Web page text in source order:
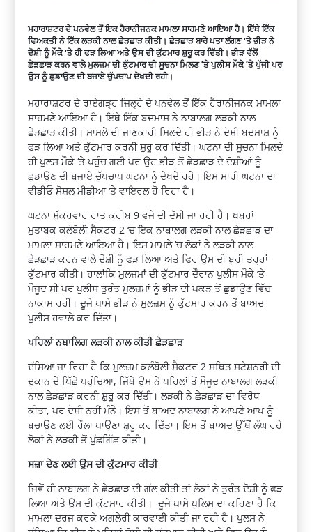
ਮਹਾਰਾਸ਼ਟਰ ਦੇ ਪਨਵੇਲ ਤੋਂ ਇਕ ਹੈਰਾਨੀਜਨਕ ਮਾਮਲਾ ਸਾਹਮਣੇ ਆਇਆ ਹੈ। ਇੱਥੇ ਇੱਕ
ਵਿਅਕਤੀ ਨੇ ਇੱਕ ਲੜਕੀ ਨਾਲ ਛੇੜਛਾੜ ਕੀਤੀ। ਛੇੜਛਾੜ ਬਾਰੇ ਪਤਾ ਲੱਗਣ ‘ਤੇ ਭੀੜ ਨੇ
ਦੋਸ਼ੀ ਨੂੰ ਮੌਕੇ ‘ਤੇ ਹੀ ਫੜ ਲਿਆ ਅਤੇ ਉਸ ਦੀ ਕੁੱਟਮਾਰ ਸ਼ੁਰੂ ਕਰ ਦਿੱਤੀ। ਭੀੜ ਵੱਲੋਂ
ਛੇੜਛਾੜ ਕਰਨ ਵਾਲੇ ਮੁਲਜ਼ਮ ਦੀ ਕੁੱਟਮਾਰ ਦੀ ਸੂਚਨਾ ਮਿਲਣ ’ਤੇ ਪੁਲੀਸ ਮੌਕੇ ’ਤੇ ਪੁੱਜੀ ਪਰ
ਉਸ ਨੂੰ ਛੁਡਾਉਣ ਦੀ ਬਜਾਏ ਚੁੱਪਚਾਪ ਦੇਖਦੀ ਰਹੀ।
ਮਹਾਰਾਸ਼ਟਰ ਦੇ ਰਾਏਗੜ੍ਹ ਜ਼ਿਲ੍ਹੇ ਦੇ ਪਨਵੇਲ ਤੋਂ ਇੱਕ ਹੈਰਾਨੀਜਨਕ ਮਾਮਲਾ
ਸਾਹਮਣੇ ਆਇਆ ਹੈ। ਇੱਥੇ ਇੱਕ ਬਦਮਾਸ਼ ਨੇ ਨਾਬਾਲਗ ਲੜਕੀ ਨਾਲ
ਛੇੜਛਾੜ ਕੀਤੀ। ਮਾਮਲੇ ਦੀ ਜਾਣਕਾਰੀ ਮਿਲਦੇ ਹੀ ਭੀੜ ਨੇ ਦੋਸ਼ੀ ਬਦਮਾਸ਼ ਨੂੰ
ਫੜ ਲਿਆ ਅਤੇ ਕੁੱਟਮਾਰ ਕਰਨੀ ਸ਼ੁਰੂ ਕਰ ਦਿੱਤੀ। ਘਟਨਾ ਦੀ ਸੂਚਨਾ ਮਿਲਦੇ
ਹੀ ਪੁਲਸ ਮੌਕੇ ‘ਤੇ ਪਹੁੰਚ ਗਈ ਪਰ ਉਹ ਭੀੜ ਤੋਂ ਛੇੜਛਾੜ ਦੇ ਦੋਸ਼ੀਆਂ ਨੂੰ
ਛੁਡਾਉਣ ਦੀ ਬਜਾਏ ਚੁੱਪਚਾਪ ਘਟਨਾ ਨੂੰ ਦੇਖਦੇ ਰਹੇ। ਇਸ ਸਾਰੀ ਘਟਨਾ ਦਾ
ਵੀਡੀਓ ਸੋਸ਼ਲ ਮੀਡੀਆ ‘ਤੇ ਵਾਇਰਲ ਹੋ ਰਿਹਾ ਹੈ।
ਘਟਨਾ ਸ਼ੁੱਕਰਵਾਰ ਰਾਤ ਕਰੀਬ 9 ਵਜੇ ਦੀ ਦੱਸੀ ਜਾ ਰਹੀ ਹੈ। ਖਬਰਾਂ
ਮੁਤਾਬਕ ਕਲੰਬੋਲੀ ਸੈਕਟਰ 2 ‘ਚ ਇਕ ਨਾਬਾਲਗ ਲੜਕੀ ਨਾਲ ਛੇੜਛਾੜ ਦਾ
ਮਾਮਲਾ ਸਾਹਮਣੇ ਆਇਆ ਹੈ। ਇਸ ਮਾਮਲੇ ‘ਚ ਲੋਕਾਂ ਨੇ ਲੜਕੀ ਨਾਲ
ਛੇੜਛਾੜ ਕਰਨ ਵਾਲੇ ਦੋਸ਼ੀ ਨੂੰ ਫੜ ਲਿਆ ਅਤੇ ਫਿਰ ਉਸ ਦੀ ਬੁਰੀ ਤਰ੍ਹਾਂ
ਕੁੱਟਮਾਰ ਕੀਤੀ। ਹਾਲਾਂਕਿ ਮੁਲਜ਼ਮਾਂ ਦੀ ਕੁੱਟਮਾਰ ਦੌਰਾਨ ਪੁਲੀਸ ਮੌਕੇ ’ਤੇ
ਮੌਜੂਦ ਸੀ ਪਰ ਪੁਲੀਸ ਤੁਰੰਤ ਮੁਲਜ਼ਮਾਂ ਨੂੰ ਭੀੜ ਦੀ ਪਕੜ ਤੋਂ ਛੁਡਾਉਣ ਵਿੱਚ
ਨਾਕਾਮ ਰਹੀ। ਦੂਜੇ ਪਾਸੇ ਭੀੜ ਨੇ ਮੁਲਜ਼ਮ ਨੂੰ ਕੁੱਟਮਾਰ ਕਰਨ ਤੋਂ ਬਾਅਦ
ਪੁਲੀਸ ਹਵਾਲੇ ਕਰ ਦਿੱਤਾ।
ਪਹਿਲਾਂ ਨਬਾਲਿਗ ਲੜਕੀ ਨਾਲ ਕੀਤੀ ਛੇੜਛਾੜ
ਦੱਸਿਆ ਜਾ ਰਿਹਾ ਹੈ ਕਿ ਮੁਲਜ਼ਮ ਕਲੰਬੋਲੀ ਸੈਕਟਰ 2 ਸਥਿਤ ਸਟੇਸ਼ਨਰੀ ਦੀ
ਦੁਕਾਨ ਦੇ ਪਿੱਛੇ ਪਹੁੰਚਿਆ, ਜਿੱਥੇ ਉਸ ਨੇ ਪਹਿਲਾਂ ਤੋਂ ਮੌਜੂਦ ਨਾਬਾਲਗ ਲੜਕੀ
ਨਾਲ ਛੇੜਛਾੜ ਕਰਨੀ ਸ਼ੁਰੂ ਕਰ ਦਿੱਤੀ। ਲੜਕੀ ਨੇ ਛੇੜਛਾੜ ਦਾ ਵਿਰੋਧ
ਕੀਤਾ, ਪਰ ਦੋਸ਼ੀ ਨਹੀਂ ਮੰਨੇ। ਇਸ ਤੋਂ ਬਾਅਦ ਨਾਬਾਲਗ ਨੇ ਆਪਣੇ ਆਪ ਨੂੰ
ਬਚਾਉਣ ਲਈ ਰੌਲਾ ਪਾਉਣਾ ਸ਼ੁਰੂ ਕਰ ਦਿੱਤਾ। ਇਸ ਤੋਂ ਬਾਅਦ ਉੱਥੋਂ ਲੰਘ ਰਹੇ
ਲੋਕਾਂ ਨੇ ਲੜਕੀ ਤੋਂ ਪੁੱਛਗਿੱਛ ਕੀਤੀ।
ਸਜ਼ਾ ਦੇਣ ਲਈ ਉਸ ਦੀ ਕੁੱਟਮਾਰ ਕੀਤੀ
ਜਿਵੇਂ ਹੀ ਨਾਬਾਲਗ ਨੇ ਛੇੜਛਾੜ ਦੀ ਗੱਲ ਕੀਤੀ ਤਾਂ ਲੋਕਾਂ ਨੇ ਤੁਰੰਤ ਦੋਸ਼ੀ ਨੂੰ ਫੜ
ਲਿਆ ਅਤੇ ਉਸ ਦੀ ਕੁੱਟਮਾਰ ਕੀਤੀ। ਦੂਜੇ ਪਾਸੇ ਪੁਲਿਸ ਦਾ ਕਹਿਣਾ ਹੈ ਕਿ
ਮਾਮਲਾ ਦਰਜ ਕਰਕੇ ਅਗਲੇਰੀ ਕਾਰਵਾਈ ਕੀਤੀ ਜਾ ਰਹੀ ਹੈ। ਪੁਲਸ ਨੇ